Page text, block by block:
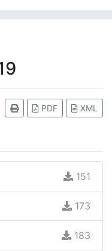
PDF XML
151
173
183